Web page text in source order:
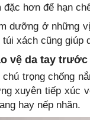
đặc hơn để hạn
dưỡng ở những
túi xách cũng
vệ da tay
trọng chống
xuyên tiếp xúc
hay nếp nhăn.